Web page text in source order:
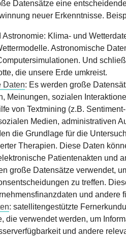
Datensätze eine
neuer Erkenntnisse.
Astronomie: Klima- und
Astronomische
Und
die unsere Erde umkreist.
Daten: Es werden große
Meinungen, sozialen
von Textmining (z.B.
Medien, administrativen
die Grundlage für die
Therapien. Diese Daten
Patientenakten und
große Datensätze verwendet,
zu treffen.
und andere
: satellitengestützte
die verwendet werden, um
und andere